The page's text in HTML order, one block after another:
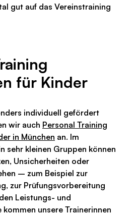
gut auf das Vereinstraining
für Kinder
individuell gefördert
wir auch Personal Training
in München an. Im
sehr kleinen Gruppen können
Unsicherheiten oder
– zum Beispiel zur
zur Prüfungsvorbereitung
Leistungs- und
unsere Trainerinnen